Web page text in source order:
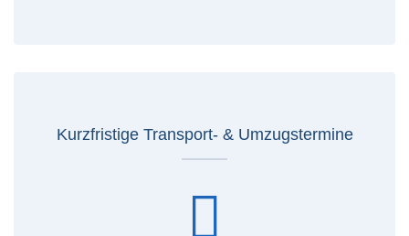
Kurzfristige Transport- & Umzugstermine